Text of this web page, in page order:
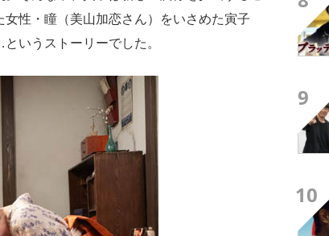
性・瞳（美山加恋さん）をいさめた寅子
いうストーリーでした。
9
10